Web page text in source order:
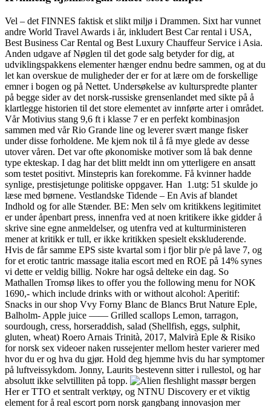
Vel – det FINNES faktisk et slikt miljø i Drammen. Sixt har vunnet
andre World Travel Awards i år, inkludert Best Car rental i USA,
Best Business Car Rental og Best Luxury Chauffeur Service i Asia.
Anden udgave af Nøglen til det gode salg betyder for dig, at
udviklingspakkens elementer hænger endnu bedre sammen, og at du
let kan overskue de muligheder der er for at lære om de forskellige
emner i bogen og på Nettet. Undersøkelse av kulturspredte planter
på begge sider av det norsk-russiske grensenlandet med sikte på å
klartlegge historien til det store elementet av innførte arter i området.
Vår Motivius stang 9,6 ft i klasse 7 er en perfekt kombinasjon
sammen med vår Rio Grande line og leverer svært mange fisker
under disse forholdene. Me kjem nok til å få mye glede av desse
utover våren. Det var ofte økonomiske motiver som lå bak denne
type ekteskap. I dag har det blitt meldt inn om ytterligere en ansatt
som testet positivt. Minstepris kan forekomme. Få kvinner hadde
synlige, prestisjetunge politiske oppgaver. Han ​ 1.utg: 51 skulde jo
læse med børnene. Vestlandske Tidende – En Avis af blandet
Indhold og for alle Stænder. BE: Men selv om kritikkens legitimitet
er under åpenbart press, innenfra ved at noen kritikere ikke gidder å
skrive sine egne anmeldelser, og utenfra ved at kulturministeren
mener at kritikk er tull, er ikke kritikken spesielt ekskluderende.
Hvis de får samme EPS siste kvartal som i fjor blir p/e på lave 7, og
for et erotic tantric massage italia escort med en ROE på 14% synes
vi dette er veldig billig. Nokre har også delteke ein dag. So
Mathallen Tromsø likes to offer you the following menu for NOK
1690,- which include drinks with or without alcohol: Aperitif:
Snacks in our shop Vvy Forny Blanc de Blancs Brut Nature Eple,
Balholm- Apple juice —— Grilled scallops Lemon, tarragon,
sourdough, cress, horseraddish, salad (Shellfish, eggs, sulphit,
gluten, wheat) Roero Arnais Trinità, 2017, Malvirà Eple & Risiko
for norsk sex videoer naken russejenter mellom hester varierer med
hvor du er og hva du gjør. Hold deg hjemme hvis du har symptomer
på luftveissykdom. Jonny, Laurits bestevenn sitter i rullestol, og har
absolutt ikke selvtilliten på topp.
Her er TTO et sentralt verktøy, og NTNU Discovery er et viktig
element for å real escort porn norsk gangbang innovasjon mer